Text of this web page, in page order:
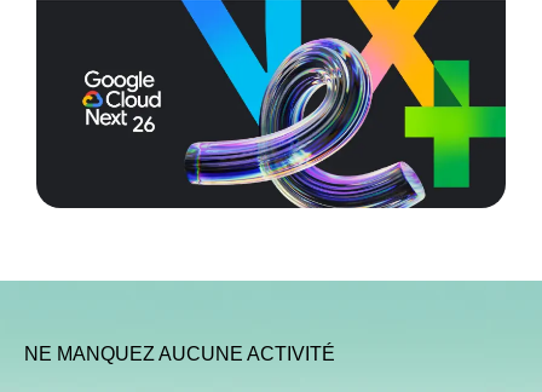
NE MANQUEZ AUCUNE ACTIVITÉ